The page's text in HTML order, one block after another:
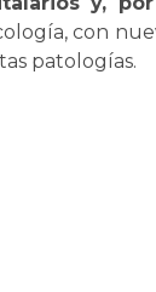
con
patologías.